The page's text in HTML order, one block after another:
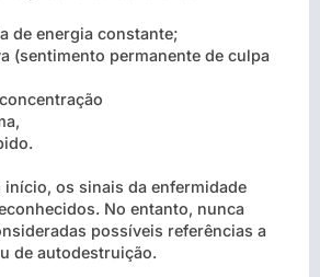
de energia constante;
(sentimento permanente de culpa
início, os sinais da enfermidade
No entanto, nunca
possíveis referências a
de autodestruição.